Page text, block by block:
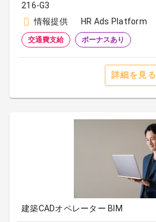
216-G3
情報提供
HR Ads Platform
交通費支給 ボーナスあり
詳細を見る
建築CADオペレーター BIM